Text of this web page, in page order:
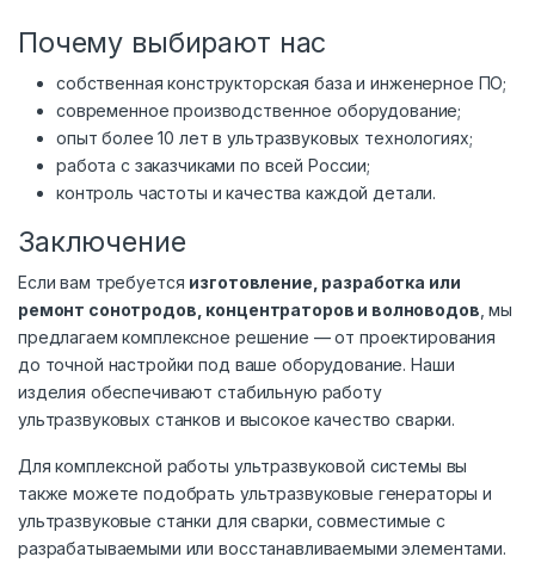
Почему выбирают нас
собственная конструкторская база и инженерное ПО;
современное производственное оборудование;
опыт более 10 лет в ультразвуковых технологиях;
работа с заказчиками по всей России;
контроль частоты и качества каждой детали.
Заключение
Если вам требуется изготовление, разработка или
ремонт сонотродов, концентраторов и волноводов , мы
предлагаем комплексное решение — от проектирования
до точной настройки под ваше оборудование. Наши
изделия обеспечивают стабильную работу
ультразвуковых станков и высокое качество сварки.
Для комплексной работы ультразвуковой системы вы
также можете подобрать ультразвуковые генераторыи
ультразвуковые станки для сварки , совместимые с
разрабатываемыми или восстанавливаемыми элементами.